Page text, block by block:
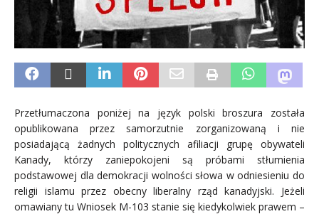
Przetłumaczona poniżej na język polski broszura została
opublikowana przez samorzutnie zorganizowaną i nie
posiadającą żadnych politycznych afiliacji grupę obywateli
Kanady, którzy zaniepokojeni są próbami stłumienia
podstawowej dla demokracji wolności słowa w odniesieniu do
religii islamu przez obecny liberalny rząd kanadyjski. Jeżeli
omawiany tu Wniosek M-103 stanie się kiedykolwiek prawem –